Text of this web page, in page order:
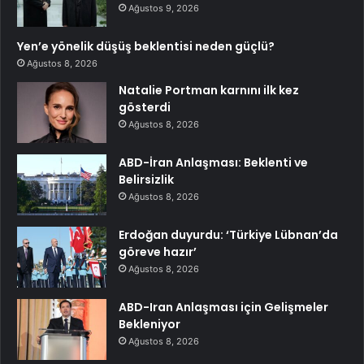
Ağustos 9, 2026
Yen’e yönelik düşüş beklentisi neden güçlü?
Ağustos 8, 2026
Natalie Portman karnını ilk kez
gösterdi
Ağustos 8, 2026
ABD-İran Anlaşması: Beklenti ve
Belirsizlik
Ağustos 8, 2026
Erdoğan duyurdu: ‘Türkiye Lübnan’da
göreve hazır’
Ağustos 8, 2026
ABD-Iran Anlaşması için Gelişmeler
Bekleniyor
Ağustos 8, 2026